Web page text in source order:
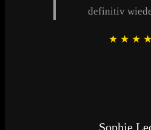
definitiv
★ ★ ★ ★
Sophie